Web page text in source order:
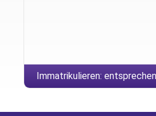
Immatrikulieren: